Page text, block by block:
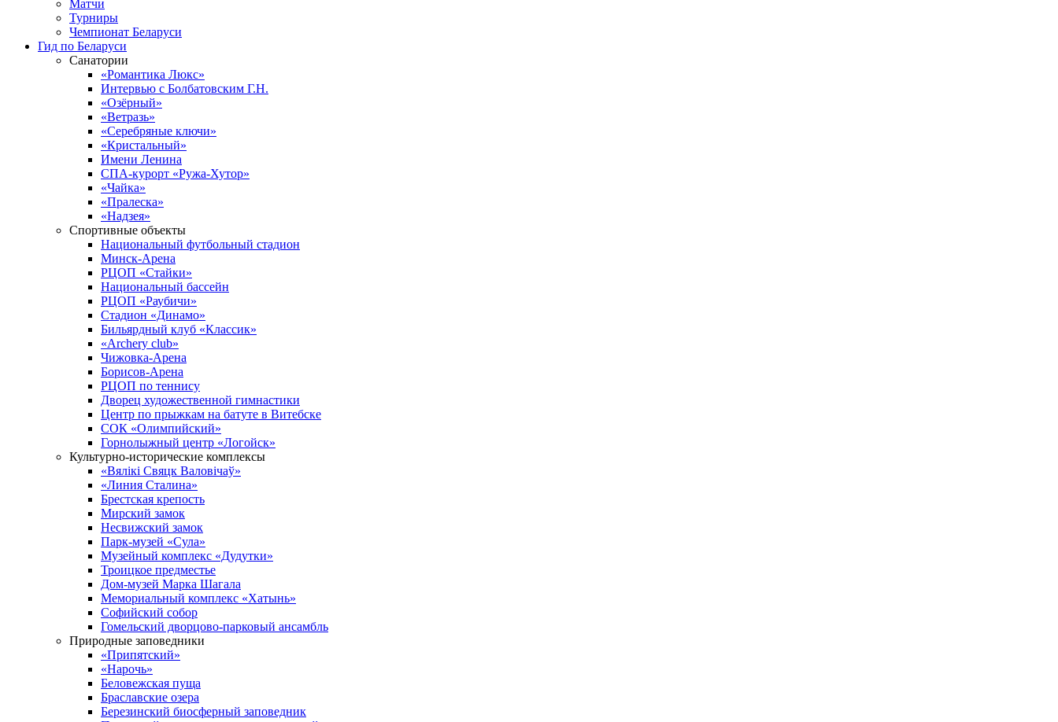
Матчи
Турниры
Чемпионат Беларуси
Гид по Беларуси
Санатории
«Романтика Люкс»
Интервью с Болбатовским Г.Н.
«Озёрный»
«Ветразь»
«Серебряные ключи»
«Кристальный»
Имени Ленина
СПА-курорт «Ружа-Хутор»
«Чайка»
«Пралеска»
«Надзея»
Спортивные объекты
Национальный футбольный стадион
Минск-Арена
РЦОП «Стайки»
Национальный бассейн
РЦОП «Раубичи»
Стадион «Динамо»
Бильярдный клуб «Классик»
«Archery club»
Чижовка-Арена
Борисов-Арена
РЦОП по теннису
Дворец художественной гимнастики
Центр по прыжкам на батуте в Витебске
СОК «Олимпийский»
Горнолыжный центр «Логойск»
Культурно-исторические комплексы
«Вялікі Свяцк Валовічаў»
«Линия Сталина»
Брестская крепость
Мирский замок
Несвижский замок
Парк-музей «Сула»
Музейный комплекс «Дудутки»
Троицкое предместье
Дом-музей Марка Шагала
Мемориальный комплекс «Хатынь»
Софийский собор
Гомельский дворцово-парковый ансамбль
Природные заповедники
«Припятский»
«Нарочь»
Беловежская пуща
Браславские озера
Березинский биосферный заповедник